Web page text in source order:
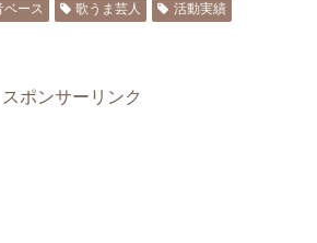
ベース 歌うま芸人
活動実績
スポンサーリンク